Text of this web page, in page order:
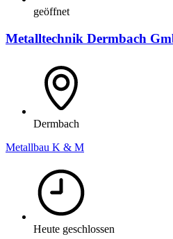
geöffnet
Metalltechnik Dermbach
Dermbach
Metallbau K & M
Heute geschlossen